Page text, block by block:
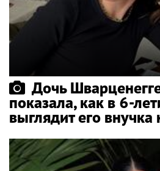
Дочь
показала, как в 6-
выглядит его внучка